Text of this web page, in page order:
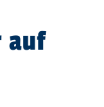
auf